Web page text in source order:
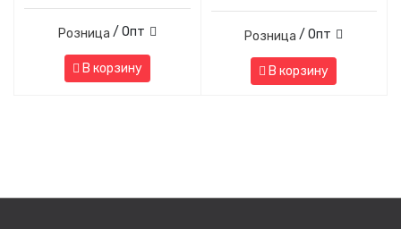
Розница / Опт
В корзину
Розница / Опт
В корзину